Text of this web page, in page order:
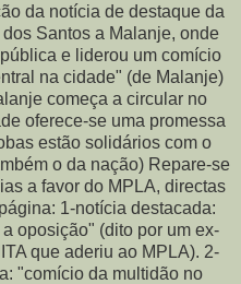
da notícia de destaque da
Santos a Malanje, onde
e liderou um comício
na cidade" (de Malanje)
começa a circular no
oferece-se uma promessa
estão solidários com o
o da nação) Repare-se
a favor do MPLA, directas
1-notícia destacada:
oposição" (dito por um ex-
que aderiu ao MPLA). 2-
"comício da multidão no